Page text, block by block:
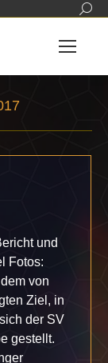
und
Fotos:
von
Ziel, in
der SV
gestellt.